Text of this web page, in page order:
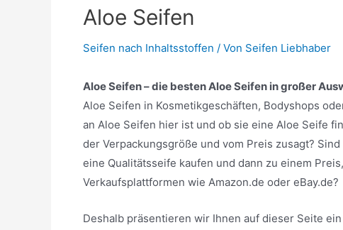
Aloe Seifen
Seifen nach Inhaltsstoffen / Von Seifen Liebhaber
Aloe Seifen – die besten Aloe Seifen in großer
Aloe Seifen in Kosmetikgeschäften, Bodyshops
an Aloe Seifen hier ist und ob sie eine Aloe Seife
der Verpackungsgröße und vom Preis zusagt?
eine Qualitätsseife kaufen und dann zu einem
Verkaufsplattformen wie Amazon.de oder eBay.de?
Deshalb präsentieren wir Ihnen auf dieser Seite